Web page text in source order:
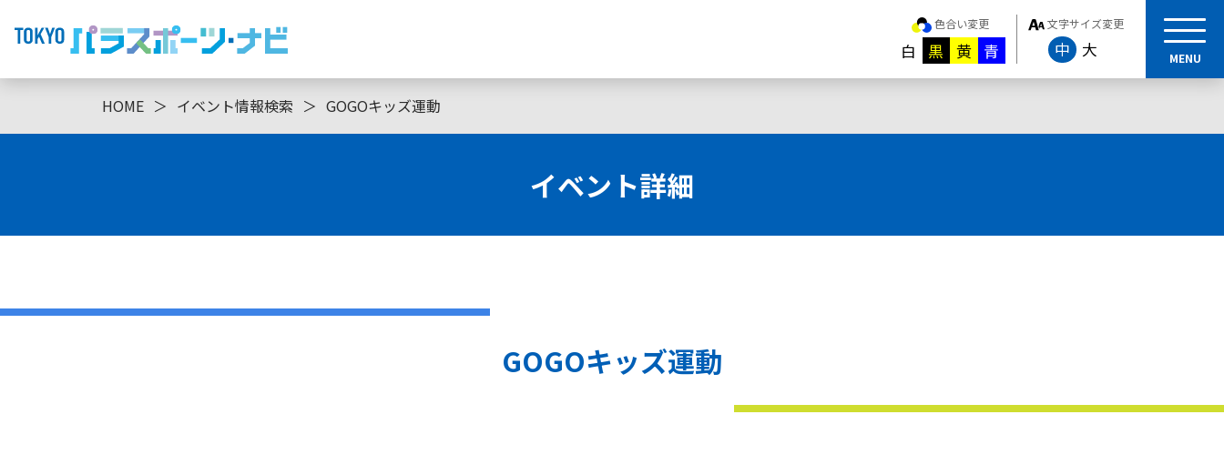
色合い変更
白 黒 黄 青
文字サイズ変更
中 大 MENU
HOME ＞ イベント情報検索 ＞ GOGOキッズ運動
イベント詳細
GOGOキッズ運動